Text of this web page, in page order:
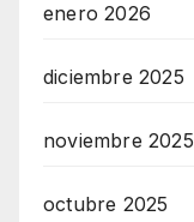
enero 2026
diciembre 2025
noviembre 2025
octubre 2025